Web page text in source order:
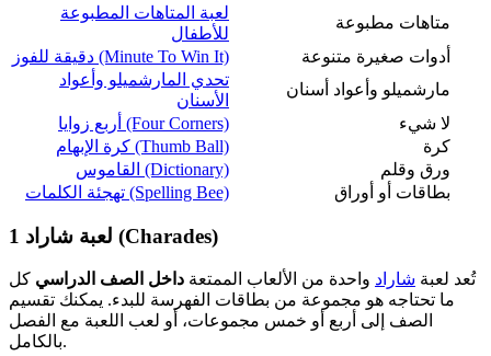
لعبة المتاهات المطبوعة
للأطفال
متاهات مطبوعة
دقيقة للفوز (Minute To Win It)
أدوات صغيرة متنوعة
تحدي المارشميلو وأعواد
الأسنان
مارشميلو وأعواد أسنان
أربع زوايا (Four Corners)
لا شيء
كرة الإبهام (Thumb Ball)
كرة
القاموس (Dictionary)
ورق وقلم
تهجئة الكلمات (Spelling Bee)
بطاقات أو أوراق
1 لعبة شاراد (Charades)
تُعد لعبة شاراد واحدة من الألعاب الممتعة داخل الصف الدراسي كل
ما تحتاجه هو مجموعة من بطاقات الفهرسة للبدء. يمكنك تقسيم
الصف إلى أربع أو خمس مجموعات، أو لعب اللعبة مع الفصل
بالكامل.